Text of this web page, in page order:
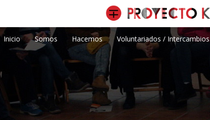
Inicio Somos Hacemos Voluntariados / Intercambios